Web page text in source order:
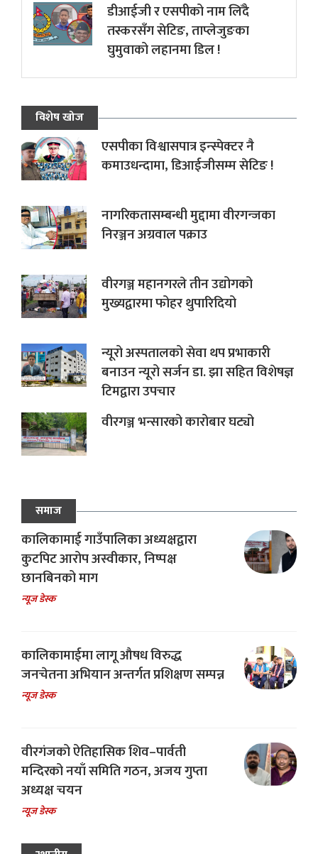
डीआईजी र एसपीको नाम लिँदै
तस्करसँग सेटिङ, ताप्लेजुङका
घुमुवाको लहानमा डिल !
विशेष खोज
एसपीका विश्वासपात्र इन्स्पेक्टर नै
कमाउधन्दामा, डिआईजीसम्म सेटिङ !
नागरिकतासम्बन्धी मुद्दामा वीरगन्जका
निरञ्जन अग्रवाल पक्राउ
वीरगञ्ज महानगरले तीन उद्योगको
मुख्यद्वारमा फोहर थुपारिदियो
न्यूरो अस्पतालको सेवा थप प्रभाकारी
बनाउन न्यूरो सर्जन डा. झा सहित विशेषज्ञ
टिमद्वारा उपचार
वीरगञ्ज भन्सारको कारोबार घट्यो
समाज
कालिकामाई गाउँपालिका अध्यक्षद्वारा
कुटपिट आरोप अस्वीकार, निष्पक्ष
छानबिनको माग
न्यूज डेस्क
कालिकामाईमा लागू औषध विरुद्ध
जनचेतना अभियान अन्तर्गत प्रशिक्षण सम्पन्न
न्यूज डेस्क
वीरगंजको ऐतिहासिक शिव–पार्वती
मन्दिरको नयाँ समिति गठन, अजय गुप्ता
अध्यक्ष चयन
न्यूज डेस्क